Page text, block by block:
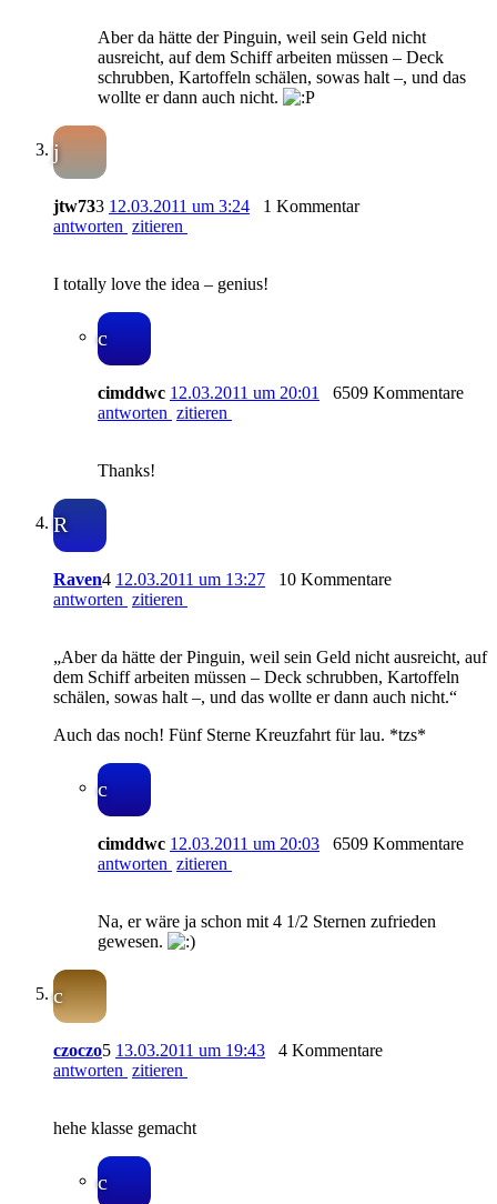
Aber da hätte der Pinguin, weil sein Geld nicht
ausreicht, auf dem Schiff arbeiten müssen – Deck
schrubben, Kartoffeln schälen, sowas halt –, und das
wollte er dann auch nicht.
j
jtw733 12.03.2011 um 3:24
1 Kommentar
antworten zitieren
I totally love the idea – genius!
c
cimddwc 12.03.2011 um 20:01
6509 Kommentare
antworten zitieren
Thanks!
R
Raven4 12.03.2011 um 13:27
10 Kommentare
antworten zitieren
„Aber da hätte der Pinguin, weil sein Geld nicht ausreicht, auf
dem Schiff arbeiten müssen – Deck schrubben, Kartoffeln
schälen, sowas halt –, und das wollte er dann auch nicht.“
Auch das noch! Fünf Sterne Kreuzfahrt für lau. *tzs*
c
cimddwc 12.03.2011 um 20:03
6509 Kommentare
antworten zitieren
Na, er wäre ja schon mit 4 1/2 Sternen zufrieden
gewesen.
c
czoczo5 13.03.2011 um 19:43
4 Kommentare
antworten zitieren
hehe klasse gemacht
c